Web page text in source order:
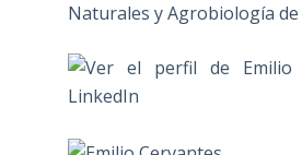
Naturales y Agrobiología de